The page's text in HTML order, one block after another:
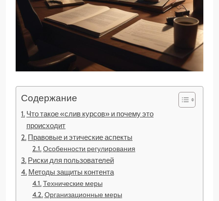
Содержание
Что такое «слив курсов» и почему это
происходит
Правовые и этические аспекты
Особенности регулирования
Риски для пользователей
Методы защиты контента
Технические меры
Организационные меры